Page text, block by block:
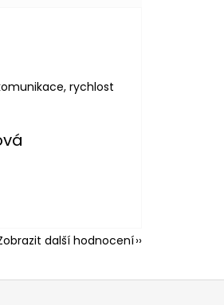
je 5 z 5 hvězdiček.
rychlost
je 5 z 5 hvězdiček.
další hodnocení